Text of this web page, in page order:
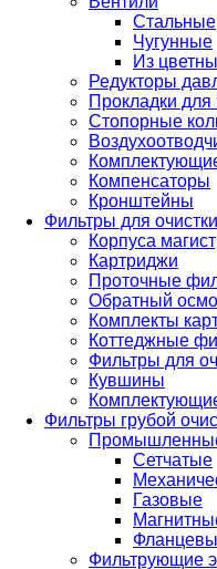
Стальные
Чугунные
Из
Редукторы
Прокладки для
Стопорные
Компенсаторы
Кронштейны
Фильтры для
Корпуса
Картриджи
Проточные
Обратный
Комплекты
Коттеджные
Фильтры для
Кувшины
Фильтры грубой
Сетчатые
Газовые
Фильтрующие